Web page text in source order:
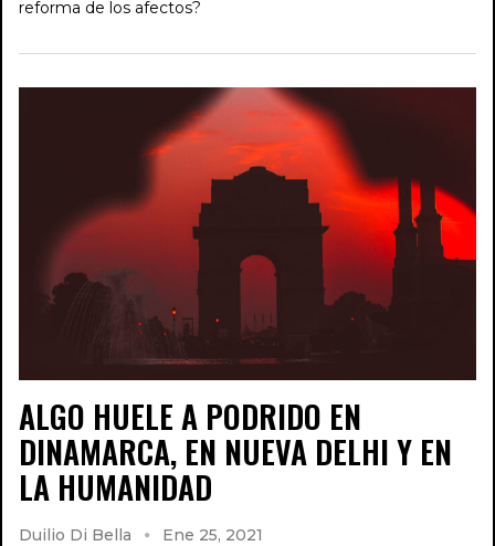
reforma de los afectos?
ALGO HUELE A PODRIDO EN
DINAMARCA, EN NUEVA DELHI Y EN
LA HUMANIDAD
Duilio Di Bella
Ene 25, 2021